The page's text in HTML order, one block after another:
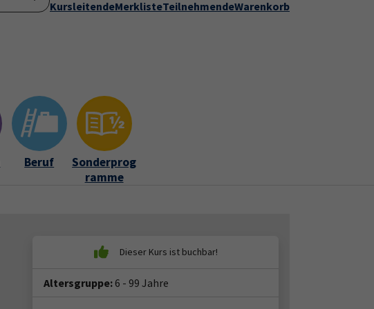
Aktuelles Kontakt Stadt Speyer zur DVV-Webseite
KursleitendeMerklisteTeilnehmendeWarenkorb
Beruf
Sonderprog
ramme
Altersgruppe: 6 - 99 Jahre